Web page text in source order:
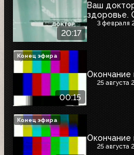
20:17
Ваш
здоровье.
3 февраля
00:15
25 августа
Конец эфира
25 августа
Конец эфира